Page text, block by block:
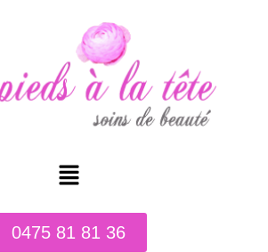
0475 81 81 36